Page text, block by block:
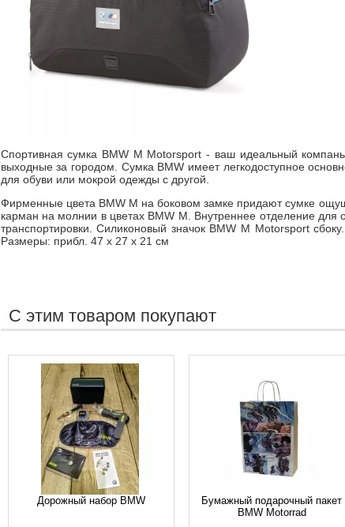
Спортивная сумка BMW M Motorsport - ваш идеальный
выходные за городом. Сумка BMW имеет легкодоступное
для обуви или мокрой одежды с другой.
Фирменные цвета BMW M на боковом замке придают сумке
карман на молнии в цветах BMW M. Внутреннее отделение
транспортировки. Силиконовый значок BMW M Motorsport
Размеры: прибл. 47 x 27 x 21 см
С этим товаром покупают
Дорожный набор BMW
Бумажный подарочный пакет
BMW Motorrad